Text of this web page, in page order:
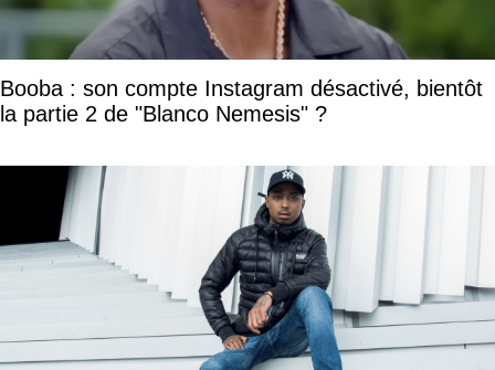
Booba : son compte Instagram désactivé, bientôt
la partie 2 de "Blanco Nemesis" ?